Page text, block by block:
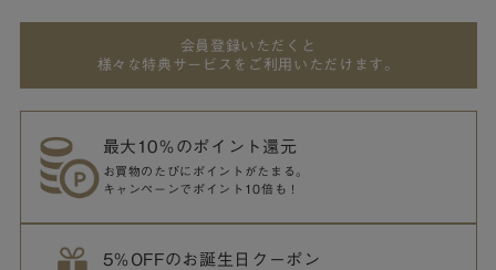
会員登録いただくと
様々な特典サービスをご利用いただけます。
最大10％のポイント還元
お買物のたびにポイントがたまる。
キャンペーンでポイント10倍も！
5％OFFのお誕生日クーポン